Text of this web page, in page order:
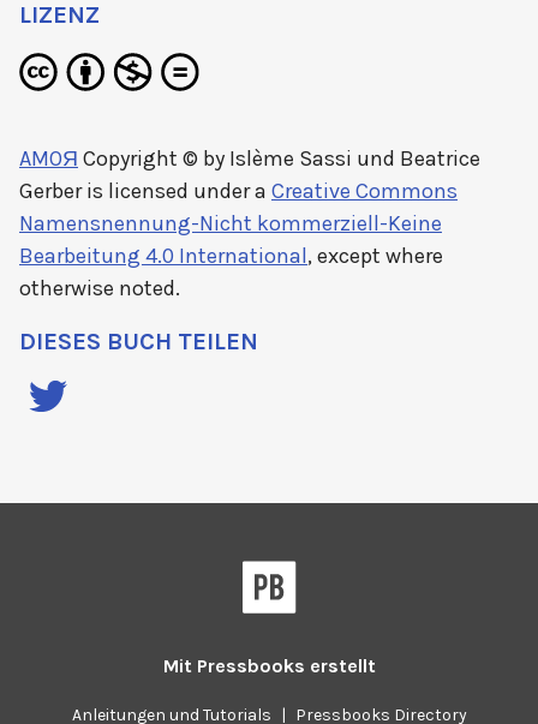
LIZENZ
AMOЯ Copyright © by Islème Sassi und Beatrice
Gerberis licensed under a Creative Commons
Namensnennung-Nicht kommerziell-Keine
Bearbeitung 4.0 International, except where
otherwise noted.
DIESES BUCH TEILEN
Mit Pressbooks erstellt
Anleitungen und Tutorials | Pressbooks Directory